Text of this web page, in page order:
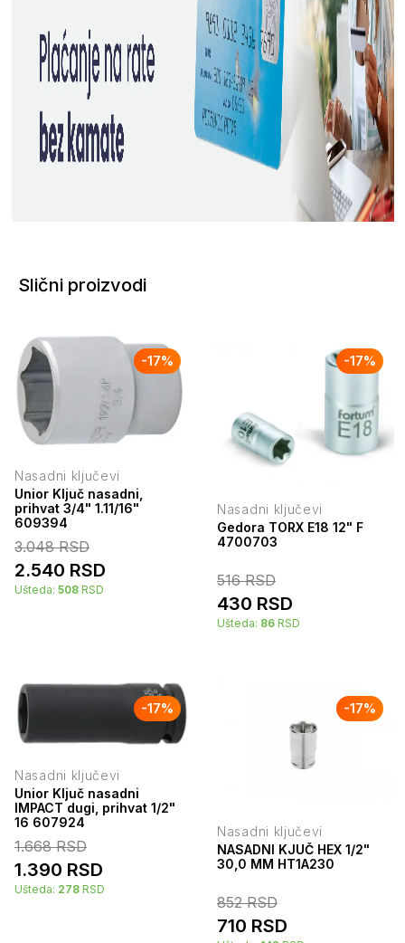
Slični proizvodi
-17%
Nasadni ključevi
Unior Ključ nasadni,
prihvat 3/4" 1.11/16"
609394
3.048 RSD
2.540 RSD
Ušteda: 508 RSD
-17%
Nasadni ključevi
Gedora TORX E18 12" F
4700703
516 RSD
430 RSD
Ušteda: 86 RSD
-17%
Nasadni ključevi
Unior Ključ nasadni
IMPACT dugi, prihvat 1/2"
16 607924
1.668 RSD
1.390 RSD
Ušteda: 278 RSD
-17%
Nasadni ključevi
NASADNI KJUČ HEX 1/2"
30,0 MM HT1A230
852 RSD
710 RSD